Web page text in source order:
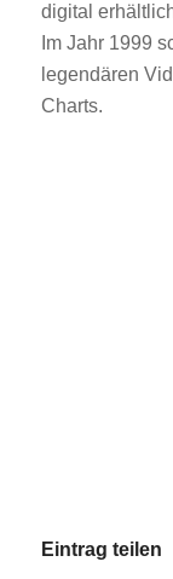
digital
Im Jahr 1999
legendären
Charts.
Eintrag teilen